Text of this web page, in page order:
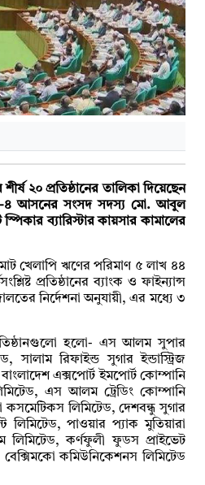
২০ প্রতিষ্ঠানের তালিকা দিয়েছেন
৪ আসনের সংসদ সদস্য মো. আবুল
ব্যারিস্টার কায়সার কামালের
মোট খেলাপি ঋণের পরিমাণ ৫ লাখ ৪৪
প্রতিষ্ঠানের ব্যাংক ও ফাইন্যান্স
নির্দেশনা অনুযায়ী, এর মধ্যে ৩
প্রতিষ্ঠানগুলো হলো- এস আলম সুপার
রিফাইন্ড সুগার ইন্ডাস্ট্রিজ
এক্সপোর্ট ইমপোর্ট কোম্পানি
এস আলম ট্রেডিং কোম্পানি
কসমেটিকস লিমিটেড, দেশবন্ধু সুগার
লিমিটেড, পাওয়ার প্যাক মুতিয়ারা
লিমিটেড, কর্ণফুলী ফুডস প্রাইভেট
বেক্সিমকো কমিউনিকেশনস লিমিটেড